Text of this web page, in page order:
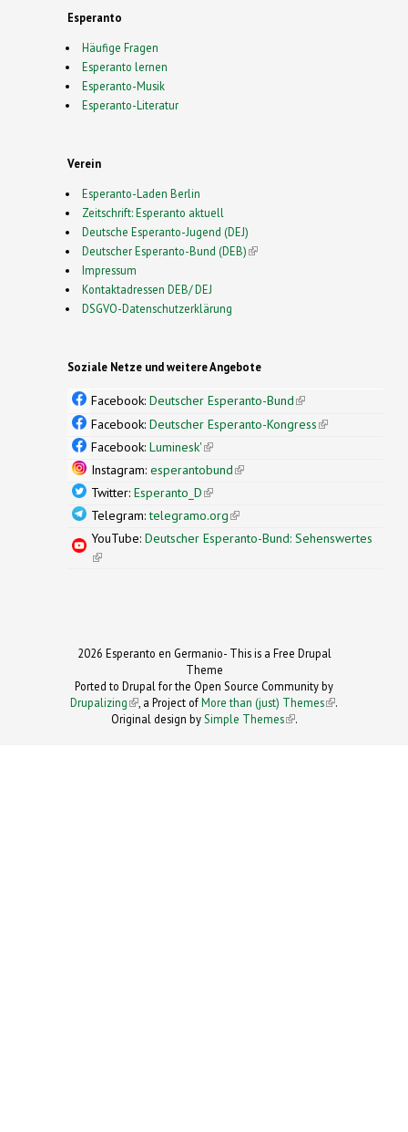
Esperanto
Häufige Fragen
Esperanto lernen
Esperanto-Musik
Esperanto-Literatur
Verein
Esperanto-Laden Berlin
Zeitschrift: Esperanto aktuell
Deutsche Esperanto-Jugend (DEJ)
Deutscher Esperanto-Bund (DEB)(link is external)
Impressum
Kontaktadressen DEB/ DEJ
DSGVO-Datenschutzerklärung
Soziale Netze und weitere Angebote
Facebook: Deutscher Esperanto-Bund(link is
external)
Facebook: Deutscher Esperanto-Kongress(link is
Facebook: Luminesk'(link is external)
Instagram: esperantobund(link is external)
Twitter: Esperanto_D(link is external)
Telegram:telegramo.org(link is external)
YouTube: Deutscher Esperanto-Bund: Sehenswertes
(link is external)
2026 Esperanto en Germanio- This is a Free Drupal
Theme
Ported to Drupal for the Open Source Community by
Drupalizing(link is external)
, a Project ofMore than (just) Themes (link is
.
Original design bySimple Themes
(link is
.